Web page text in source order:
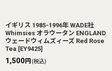
イギリス 1985-1996年 WADE社
Whimsies オラウータン ENGLAND
ウェードウィムズィーズ Red Rose
Tea [EY9425]
1,500円 (税込)